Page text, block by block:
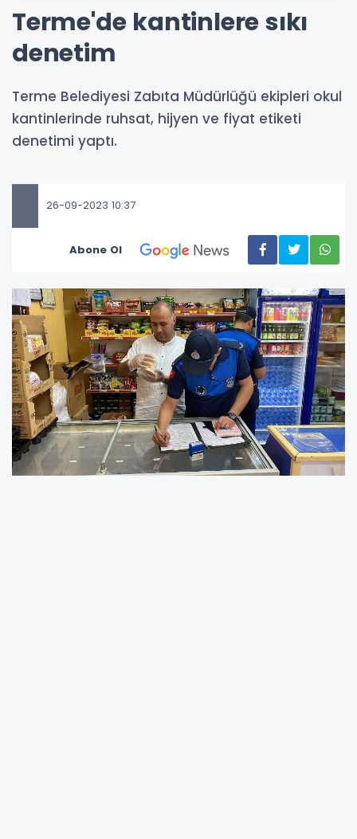
Terme'de kantinlere sıkı
denetim
Terme Belediyesi Zabıta Müdürlüğü ekipleri okul
kantinlerinde ruhsat, hijyen ve fiyat etiketi
denetimi yaptı.
26-09-2023 10:37
Abone Ol